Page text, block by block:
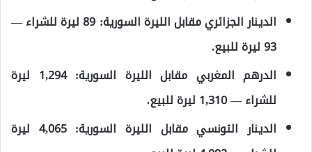
الدينار الجزائري مقابل الليرة السورية: 89 ليرة للشراء —
93 ليرة للبيع.
الدرهم المغربي مقابل الليرة السورية: 1,294 ليرة
للشراء — 1,310 ليرة للبيع.
الدينار التونسي مقابل الليرة السورية: 4,065 ليرة